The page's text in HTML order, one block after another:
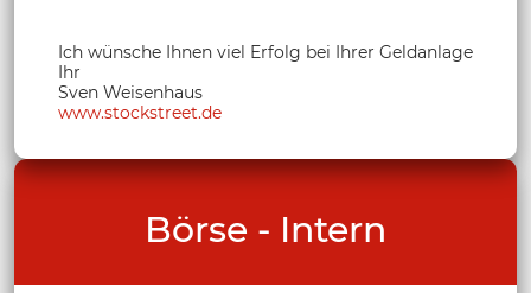
Ich wünsche Ihnen viel Erfolg bei Ihrer Geldanlage
Ihr
Sven Weisenhaus
www.stockstreet.de
Börse - Intern